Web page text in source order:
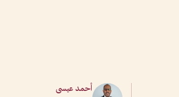
أحمد عيسى